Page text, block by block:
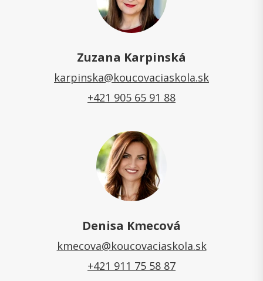
Zuzana Karpinská
karpinska@koucovaciaskola.sk
+421 905 65 91 88
Denisa Kmecová
kmecova@koucovaciaskola.sk
+421 911 75 58 87